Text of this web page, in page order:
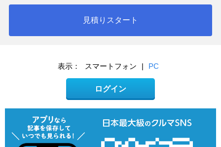
見積りスタート
表示： スマートフォン | PC
ログイン